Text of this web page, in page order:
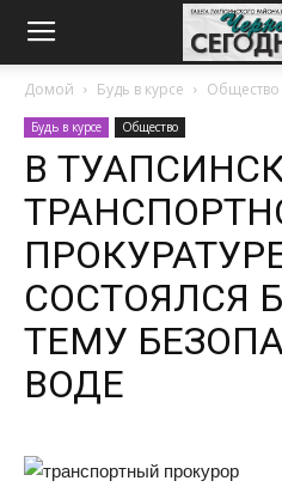
Домой Будь в курсе Общество
Будь в курсе Общество
В
СОСТОЯЛСЯ
ТЕМУ
ВОДЕ